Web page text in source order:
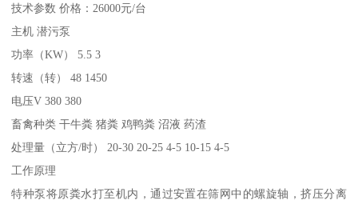
技术参数 价格：26000元/台
主机 潜污泵
功率（KW） 5.5 3
转速（转） 48 1450
电压V 380 380
畜禽种类 干牛粪 猪粪 鸡鸭粪 沼液 药渣
处理量（立方/时） 20-30 20-25 4-5 10-15 4-5
工作原理
特种泵将原粪水打至机内，通过安置在筛网中的螺旋轴，挤压分离